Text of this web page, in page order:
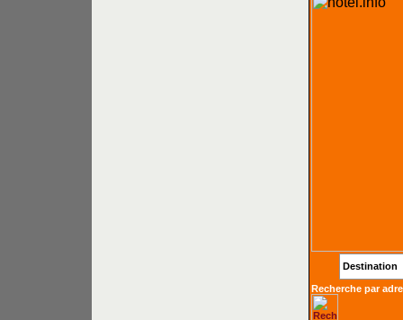
Destination
Recherche par